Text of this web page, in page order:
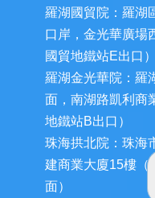
羅湖國貿院：羅湖
口岸，金光華廣場
國貿地鐵站E出口）
羅湖金光華院：羅
面，南湖路凱利商
地鐵站B出口）
珠海拱北院：珠海
建商業大廈15樓（
面）